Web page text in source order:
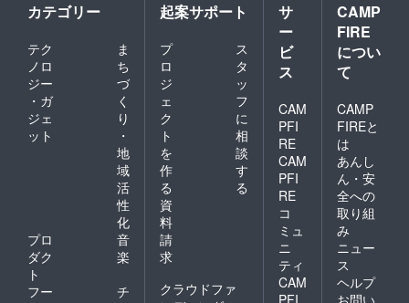
カテゴリー
テク
ノロ
ジー
・ガ
ジェ
ット
ま
ち
づ
く
り
・
地
域
活
性
化
プロ
ダク
ト
音
楽
フー
チ
起案サポート
プ
ロ
ジ
ェ
ク
ト
を
作
る
ス
タ
ッ
フ
に
相
談
す
る
資
料
請
求
クラウドファ
サ
ー
ビ
ス
CAM
PFI
RE
CAM
PFI
RE
コ
ミュ
ニ
ティ
CAM
CAMP
FIRE
につい
て
CAMP
FIREと
は
あんし
ん・安
全への
取り組
み
ニュー
ス
ヘルプ